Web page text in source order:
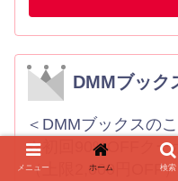
DMMブック
＜DMMブックスの
☆初回90%OFFクー
（上限2,000円OFF）
メニュー ホーム 検索